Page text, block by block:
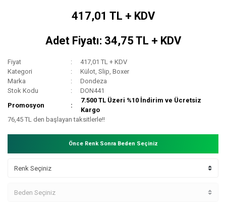
417,01 TL + KDV
Adet Fiyatı: 34,75 TL + KDV
Fiyat
417,01 TL + KDV
Kategori
Külot, Slip, Boxer
Marka
Dondeza
Stok Kodu
DON441
Promosyon
7.500 TL Üzeri %10 İndirim ve Ücretsiz
Kargo
76,45 TL den başlayan taksitlerle!!
Önce Renk Sonra Beden Seçiniz